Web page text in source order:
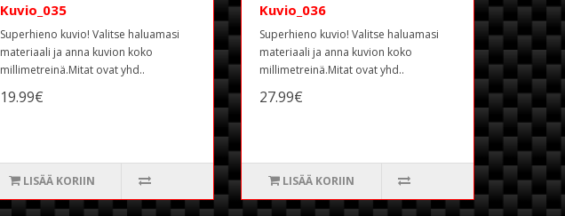
Kuvio_035
Superhieno kuvio! Valitse haluamasi
materiaali ja anna kuvion koko
millimetreinä.Mitat ovat yhd..
19.99€
LISÄÄ KORIIN
Kuvio_036
Superhieno kuvio! Valitse haluamasi
materiaali ja anna kuvion koko
millimetreinä.Mitat ovat yhd..
27.99€
LISÄÄ KORIIN